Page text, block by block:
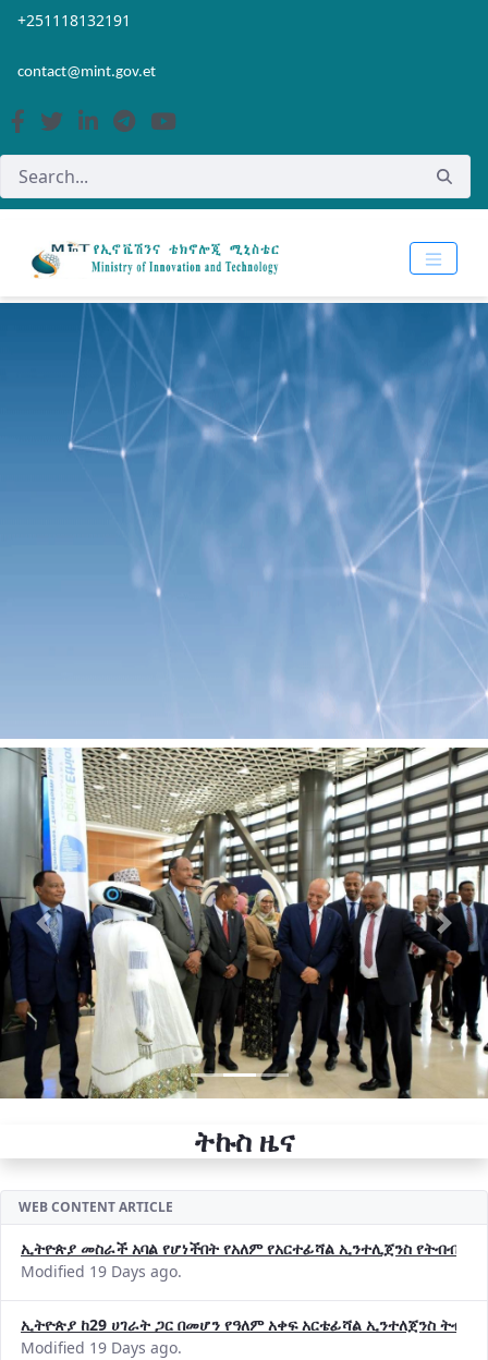
Skip to Main Content
Open Accessibility Menu
+251118132191
contact@mint.gov.et
Previous Next
ትኩስ ዜና
WEB CONTENT ARTICLE
ኢትዮጵያ መስራች አባል የሆነችበት የአለም የአርተፊሻል ኢንተሊጀንስ የትብብር
Modified 19 Days ago.
ኢትዮጵያ ከ29 ሀገራት ጋር በመሆን የዓለም አቀፍ አርቴፊሻል ኢንተለጀንስ
Modified 19 Days ago.